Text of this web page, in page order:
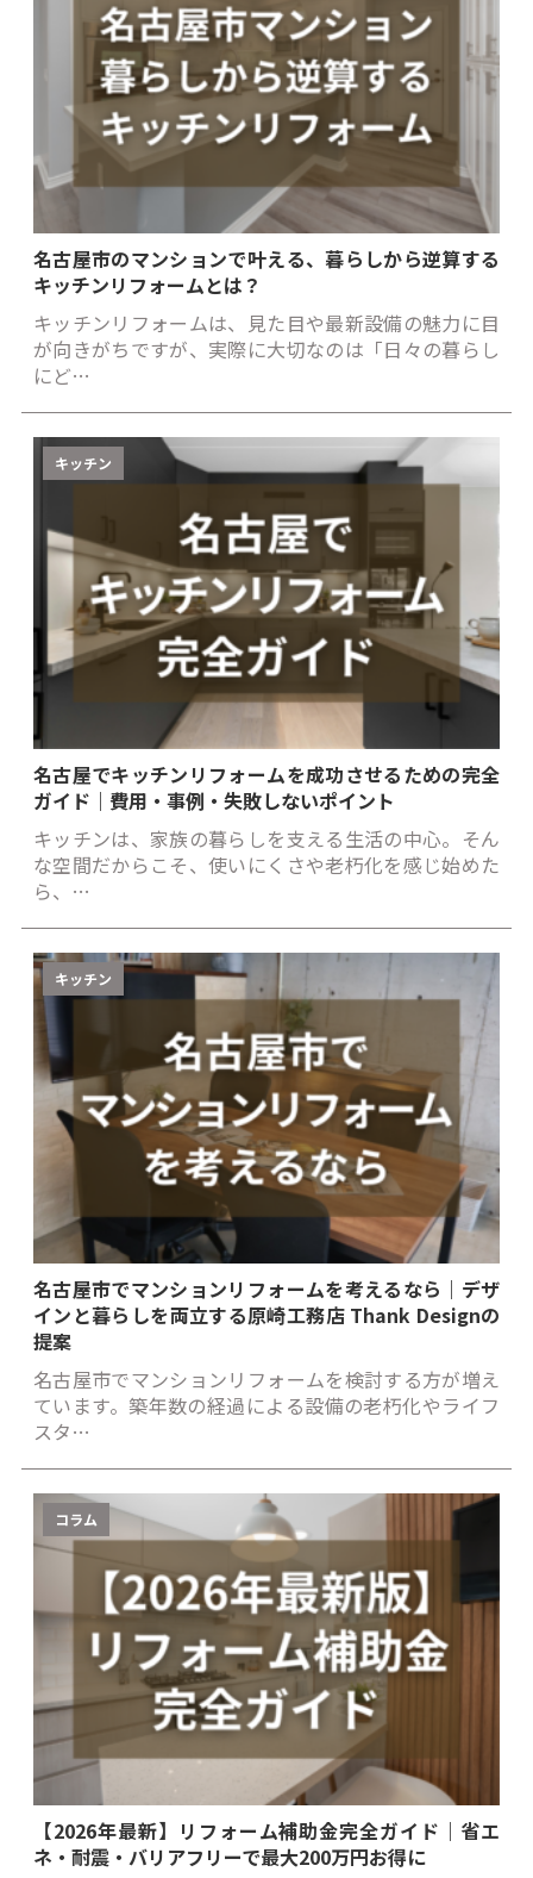
名古屋市のマンションで叶える、暮らしから逆算する
キッチンリフォームとは？
キッチンリフォームは、見た目や最新設備の魅力に目
が向きがちですが、実際に大切なのは「日々の暮らし
にど…
キッチン
名古屋でキッチンリフォームを成功させるための完全
ガイド｜費用・事例・失敗しないポイント
キッチンは、家族の暮らしを支える生活の中心。そん
な空間だからこそ、使いにくさや老朽化を感じ始めた
ら、…
キッチン
名古屋市でマンションリフォームを考えるなら｜デザ
インと暮らしを両立する原崎工務店 Thank Designの
提案
名古屋市でマンションリフォームを検討する方が増え
ています。築年数の経過による設備の老朽化やライフ
スタ…
コラム
【2026年最新】リフォーム補助金完全ガイド｜省エ
ネ・耐震・バリアフリーで最大200万円お得に